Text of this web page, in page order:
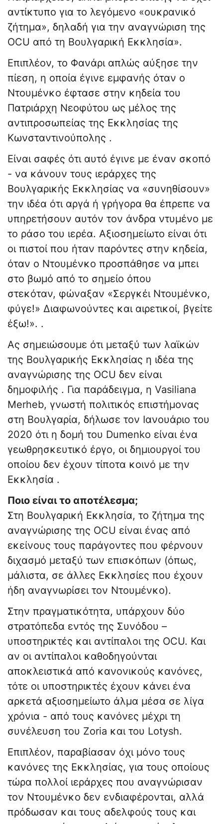
αντίκτυπο για το λεγόμενο «ουκρανικό
ζήτημα», δηλαδή για την αναγνώριση της
OCU από τη Βουλγαρική Εκκλησία».
Επιπλέον, το Φανάρι απλώς αύξησε την
πίεση, η οποία έγινε εμφανής όταν ο
Ντουμένκο έφτασε στην κηδεία του
Πατριάρχη Νεοφύτου ως μέλος της
αντιπροσωπείας της Εκκλησίας της
Κωνσταντινούπολης .
Είναι σαφές ότι αυτό έγινε με έναν σκοπό
- να κάνουν τους ιεράρχες της
Βουλγαρικής Εκκλησίας να «συνηθίσουν»
την ιδέα ότι αργά ή γρήγορα θα έπρεπε να
υπηρετήσουν αυτόν τον άνδρα ντυμένο με
το ράσο του ιερέα. Αξιοσημείωτο είναι ότι
οι πιστοί που ήταν παρόντες στην κηδεία,
όταν ο Ντουμένκο προσπάθησε να μπει
στο βωμό από το σημείο όπου
στεκόταν, φώναξαν «Σεργκέι Ντουμένκο,
φύγε!» Διαφωνούντες και αιρετικοί, βγείτε
έξω!». .
Ας σημειώσουμε ότι μεταξύ των λαϊκών
της Βουλγαρικής Εκκλησίας η ιδέα της
αναγνώρισης της OCU δεν είναι
δημοφιλής . Για παράδειγμα, η Vasiliana
Merheb, γνωστή πολιτικός επιστήμονας
στη Βουλγαρία, δήλωσε τον Ιανουάριο του
2020 ότι η δομή του Dumenko είναι ένα
γεωθρησκευτικό έργο, οι δημιουργοί του
οποίου δεν έχουν τίποτα κοινό με την
Εκκλησία .
Ποιο είναι το αποτέλεσμα;
Στη Βουλγαρική Εκκλησία, το ζήτημα της
αναγνώρισης της OCU είναι ένας από
εκείνους τους παράγοντες που φέρνουν
διχασμό μεταξύ των επισκόπων (όπως,
μάλιστα, σε άλλες Εκκλησίες που έχουν
ήδη αναγνωρίσει τον Ντουμένκο).
Στην πραγματικότητα, υπάρχουν δύο
στρατόπεδα εντός της Συνόδου –
υποστηρικτές και αντίπαλοι της OCU. Και
αν οι αντίπαλοι καθοδηγούνται
αποκλειστικά από κανονικούς κανόνες,
τότε οι υποστηρικτές έχουν κάνει ένα
αρκετά αξιοσημείωτο άλμα μέσα σε λίγα
χρόνια - από τους κανόνες μέχρι τη
συνέλευση του Zoria και του Lotysh.
Επιπλέον, παραβίασαν όχι μόνο τους
κανόνες της Εκκλησίας, για τους οποίους
τώρα πολλοί ιεράρχες που αναγνώρισαν
τον Ντουμένκο δεν ενδιαφέρονται, αλλά
πρόδωσαν και τους αδελφούς τους και